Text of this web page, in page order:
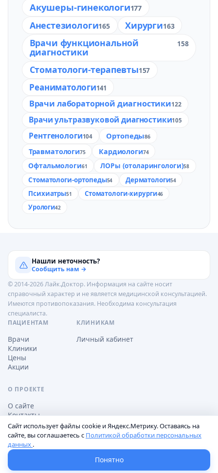
Акушеры-гинекологи177
Анестезиологи165 Хирурги163
Врачи функциональной
диагностики
158
Стоматологи-терапевты157
Реаниматологи141
Врачи лабораторной диагностики122
Врачи ультразвуковой диагностики105
Рентгенологи104 Ортопеды86
Травматологи75 Кардиологи74
Офтальмологи61 ЛОРы (отоларингологи)58
Стоматологи-ортопеды54 Дерматологи54
Психиатры51 Стоматологи-хирурги46
Урологи42
Нашли неточность?
Сообщить нам →
© 2014-2026 Лайк.Доктор. Информация на сайте носит
справочный характер и не является медицинской консультацией.
Имеются противопоказания. Необходима консультация
специалиста.
ПАЦИЕНТАМ
Врачи
Клиники
Цены
Акции
КЛИНИКАМ
Личный кабинет
О ПРОЕКТЕ
О сайте
Контакты
Обработка персональных данных
Пользовательское соглашениеНастройки cookie
Сайт использует файлы cookie и Яндекс.Метрику. Оставаясь на
сайте, вы соглашаетесь с Политикой обработки персональных
данных .
Понятно